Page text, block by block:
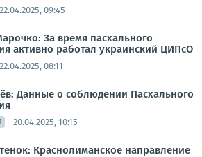
22.04.2025, 09:45
За время пасхального
активно работал украинский ЦИПсО
22.04.2025, 08:11
Данные о соблюдении Пасхального
20.04.2025, 10:15
Краснолиманское направление